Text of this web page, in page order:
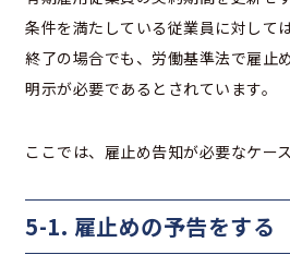
条件を満たしている従業員に対して
終了の場合でも、労働基準法で雇止
明示が必要であるとされています。
ここでは、雇止め告知が必要なケー
5-1. 雇止めの予告をする